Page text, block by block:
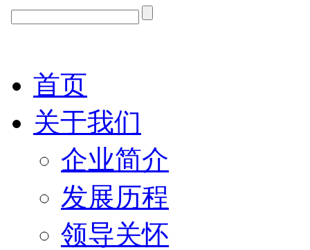
首页
关于我们
企业简介
发展历程
领导关怀